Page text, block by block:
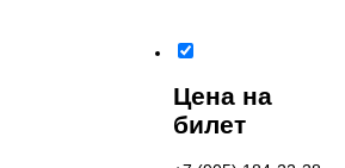
Цена на
билет